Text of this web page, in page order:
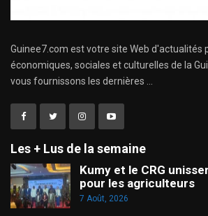
Guinee7.com est votre site Web d'actualités
économiques, sociales et culturelles de la
vous fournissons les dernières ...
Les + Lus de la semaine
Kumy et le CRG
pour les agriculteurs
7 Août, 2026